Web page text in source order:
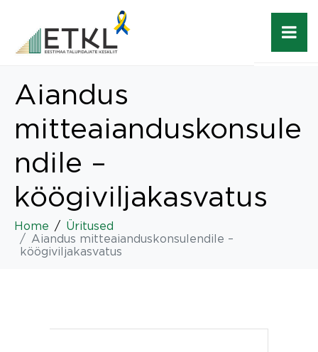
Aiandus
mitteaianduskonsule
ndile –
köögiviljakasvatus
Home
Üritused
Aiandus mitteaianduskonsulendile –
köögiviljakasvatus